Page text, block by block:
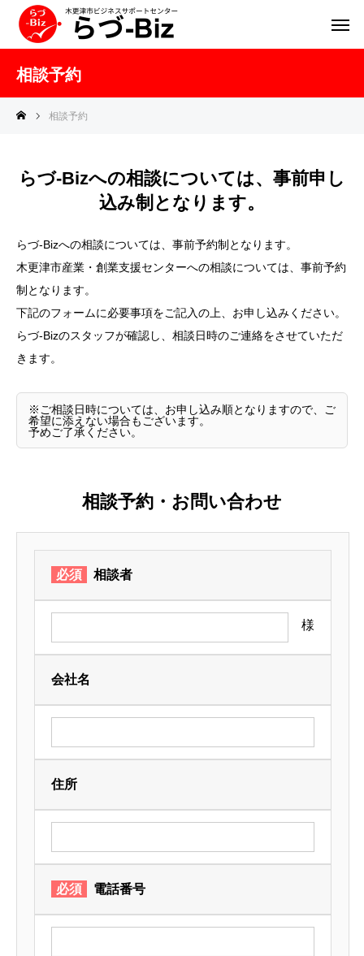
相談予約
相談予約
らづ-Bizへの相談については、事前申し
込み制となります。
らづ-Bizへの相談については、事前予約制となります。
木更津市産業・創業支援センターへの相談については、事前予約
制となります。
下記のフォームに必要事項をご記入の上、お申し込みください。
らづ-Bizのスタッフが確認し、相談日時のご連絡をさせていただ
きます。
※ご相談日時については、お申し込み順となりますので、ご
希望に添えない場合もございます。
予めご了承ください。
相談予約・お問い合わせ
必須 相談者
様
会社名
住所
必須 電話番号